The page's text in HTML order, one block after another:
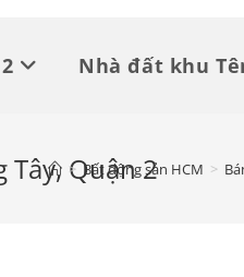
Nhà đất khu
Tây, Quận 2
> Bất động sản HCM >